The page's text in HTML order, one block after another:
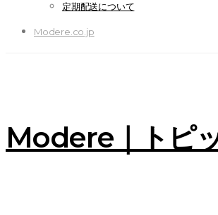
定期配送について
Modere.co.jp
Modere｜トピ